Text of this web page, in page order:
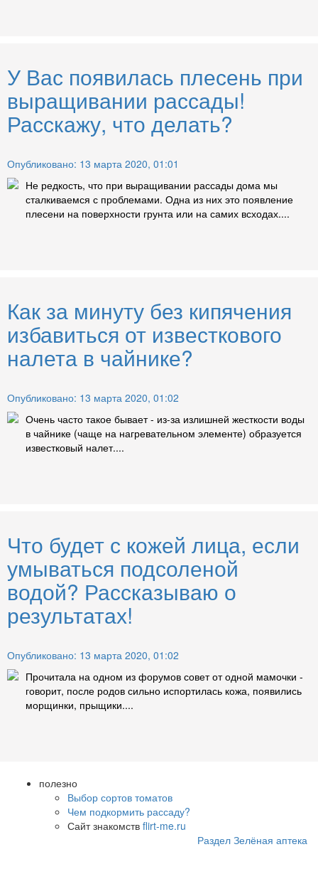
У Вас появилась плесень при
выращивании рассады!
Расскажу, что делать?
Опубликовано: 13 марта 2020, 01:01
Не редкость, что при выращивании рассады дома мы
сталкиваемся с проблемами. Одна из них это появление
плесени на поверхности грунта или на самих всходах....
Как за минуту без кипячения
избавиться от известкового
налета в чайнике?
Опубликовано: 13 марта 2020, 01:02
Очень часто такое бывает - из-за излишней жесткости воды
в чайнике (чаще на нагревательном элементе) образуется
известковый налет....
Что будет с кожей лица, если
умываться подсоленой
водой? Рассказываю о
результатах!
Опубликовано: 13 марта 2020, 01:02
Прочитала на одном из форумов совет от одной мамочки -
говорит, после родов сильно испортилась кожа, появились
морщинки, прыщики....
полезно
Выбор сортов томатов
Чем подкормить рассаду?
Сайт знакомств flirt-me.ru
Раздел Зелёная аптека